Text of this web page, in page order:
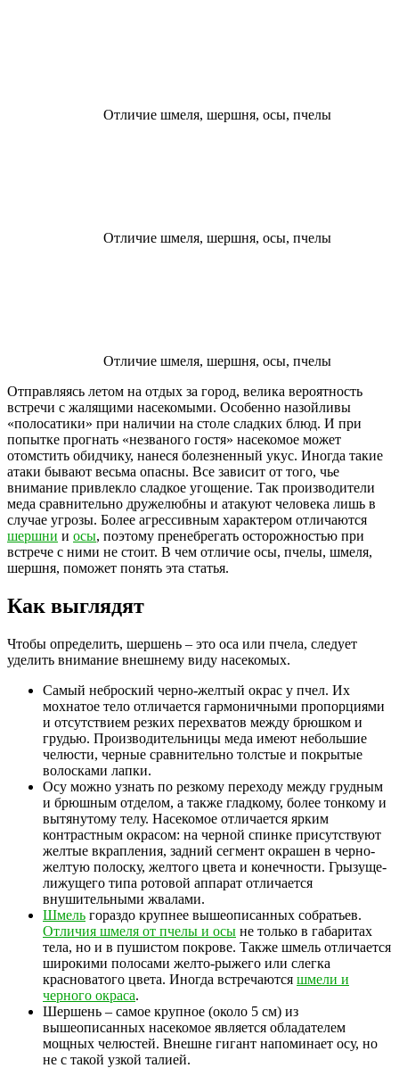
Отличие шмеля, шершня, осы, пчелы
Отличие шмеля, шершня, осы, пчелы
Отличие шмеля, шершня, осы, пчелы
Отправляясь летом на отдых за город, велика вероятность
встречи с жалящими насекомыми. Особенно назойливы
«полосатики» при наличии на столе сладких блюд. И при
попытке прогнать «незваного гостя» насекомое может
отомстить обидчику, нанеся болезненный укус. Иногда такие
атаки бывают весьма опасны. Все зависит от того, чье
внимание привлекло сладкое угощение. Так производители
меда сравнительно дружелюбны и атакуют человека лишь в
случае угрозы. Более агрессивным характером отличаются
шершни и осы, поэтому пренебрегать осторожностью при
встрече с ними не стоит. В чем отличие осы, пчелы, шмеля,
шершня, поможет понять эта статья.
Как выглядят
Чтобы определить, шершень – это оса или пчела, следует
уделить внимание внешнему виду насекомых.
Самый неброский черно-желтый окрас у пчел. Их
мохнатое тело отличается гармоничными пропорциями
и отсутствием резких перехватов между брюшком и
грудью. Производительницы меда имеют небольшие
челюсти, черные сравнительно толстые и покрытые
волосками лапки.
Осу можно узнать по резкому переходу между грудным
и брюшным отделом, а также гладкому, более тонкому и
вытянутому телу. Насекомое отличается ярким
контрастным окрасом: на черной спинке присутствуют
желтые вкрапления, задний сегмент окрашен в черно-
желтую полоску, желтого цвета и конечности. Грызуще-
лижущего типа ротовой аппарат отличается
внушительными жвалами.
Шмель гораздо крупнее вышеописанных собратьев.
Отличия шмеля от пчелы и осы не только в габаритах
тела, но и в пушистом покрове. Также шмель отличается
широкими полосами желто-рыжего или слегка
красноватого цвета. Иногда встречаются шмели и
черного окраса.
Шершень – самое крупное (около 5 см) из
вышеописанных насекомое является обладателем
мощных челюстей. Внешне гигант напоминает осу, но
не с такой узкой талией.